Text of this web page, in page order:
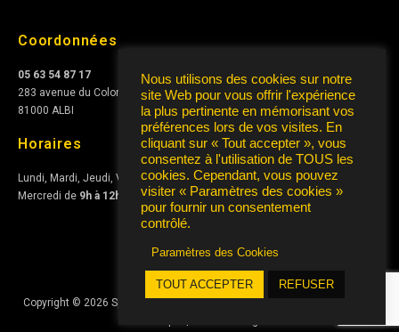
Coordonnées
05 63 54 87 17
283 avenue du Colonel Teyssier
81000 ALBI
Horaires
Lundi, Mardi, Jeudi, Vendredi de10h à 12het de15h à 17h
Mercredi de 9h à 12h
Copyright © 2026 Sporting Club Albigeois Association | Conception
Nous utilisons des cookies sur notre
site Web pour vous offrir l'expérience
la plus pertinente en mémorisant vos
préférences lors de vos visites. En
cliquant sur « Tout accepter », vous
consentez à l'utilisation de TOUS les
cookies. Cependant, vous pouvez
visiter « Paramètres des cookies »
pour fournir un consentement
contrôlé.
Paramètres des Cookies
TOUT ACCEPTER REFUSER